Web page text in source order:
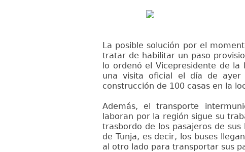
La posible solución por el
tratar de habilitar un paso
lo ordenó el Vicepresidente de la
una visita oficial el día de
construcción de 100 casas en la
Además, el transporte
laboran por la región sigue su
trasbordo de los pasajeros de
de Tunja, es decir, los buses
al otro lado para transportar sus